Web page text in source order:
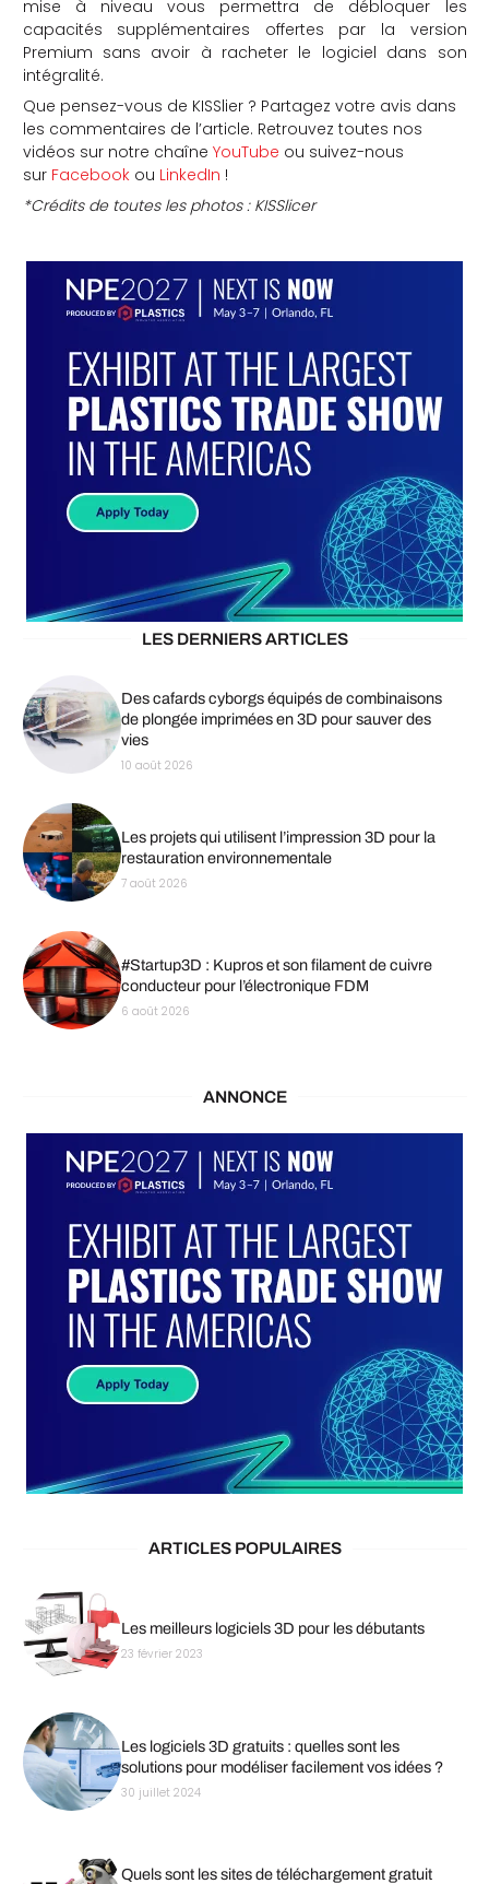
mise à niveau vous permettra de débloquer les
capacités supplémentaires offertes par la version
Premium sans avoir à racheter le logiciel dans son
intégralité.
Que pensez-vous de KISSlier ? Partagez votre avis dans
les commentaires de l’article. Retrouvez toutes nos
vidéos sur notre chaîne YouTube ou suivez-nous
sur Facebookou LinkedIn !
*Crédits de toutes les photos : KISSlicer
LES DERNIERS ARTICLES
Des cafards cyborgs équipés de combinaisons
de plongée imprimées en 3D pour sauver des
vies
10 août 2026
Les projets qui utilisent l’impression 3D pour la
restauration environnementale
7 août 2026
#Startup3D : Kupros et son filament de cuivre
conducteur pour l’électronique FDM
6 août 2026
ANNONCE
ARTICLES POPULAIRES
Les meilleurs logiciels 3D pour les débutants
23 février 2023
Les logiciels 3D gratuits : quelles sont les
solutions pour modéliser facilement vos idées ?
30 juillet 2024
Quels sont les sites de téléchargement gratuit